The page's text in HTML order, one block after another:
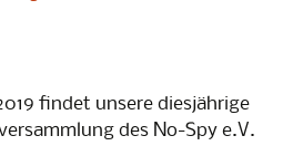
findet unsere diesjährige
des No-Spy e.V.